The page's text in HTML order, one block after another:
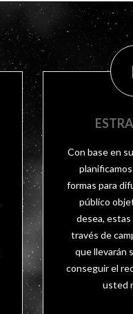
Con base en
formas para
público
desea,
través de
que llevarán
conseguir el
usted